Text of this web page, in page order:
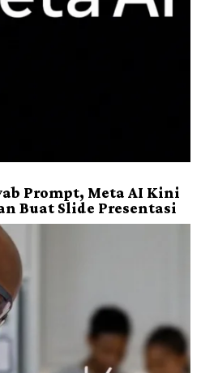
Prompt, Meta AI Kini
Buat Slide Presentasi